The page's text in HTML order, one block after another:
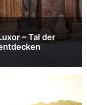
– Tal der